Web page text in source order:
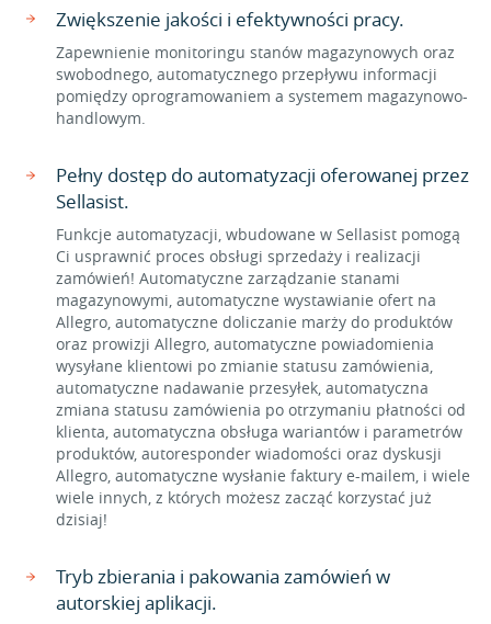
Zwiększenie jakości i efektywności pracy.
Zapewnienie monitoringu stanów magazynowych oraz
swobodnego, automatycznego przepływu informacji
pomiędzy oprogramowaniem a systemem magazynowo-
handlowym.
Pełny dostęp do automatyzacji oferowanej przez
Sellasist.
Funkcje automatyzacji, wbudowane w Sellasist pomogą
Ci usprawnić proces obsługi sprzedaży i realizacji
zamówień! Automatyczne zarządzanie stanami
magazynowymi, automatyczne wystawianie ofert na
Allegro, automatyczne doliczanie marży do produktów
oraz prowizji Allegro, automatyczne powiadomienia
wysyłane klientowi po zmianie statusu zamówienia,
automatyczne nadawanie przesyłek, automatyczna
zmiana statusu zamówienia po otrzymaniu płatności od
klienta, automatyczna obsługa wariantów i parametrów
produktów, autoresponder wiadomości oraz dyskusji
Allegro, automatyczne wysłanie faktury e-mailem, i wiele
wiele innych, z których możesz zacząć korzystać już
dzisiaj!
Tryb zbierania i pakowania zamówień w
autorskiej aplikacji.